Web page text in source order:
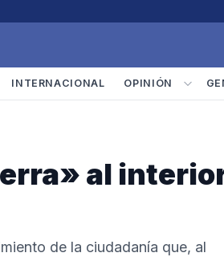
INTERNACIONAL OPINIÓN
al
de la ciudadanía que, al